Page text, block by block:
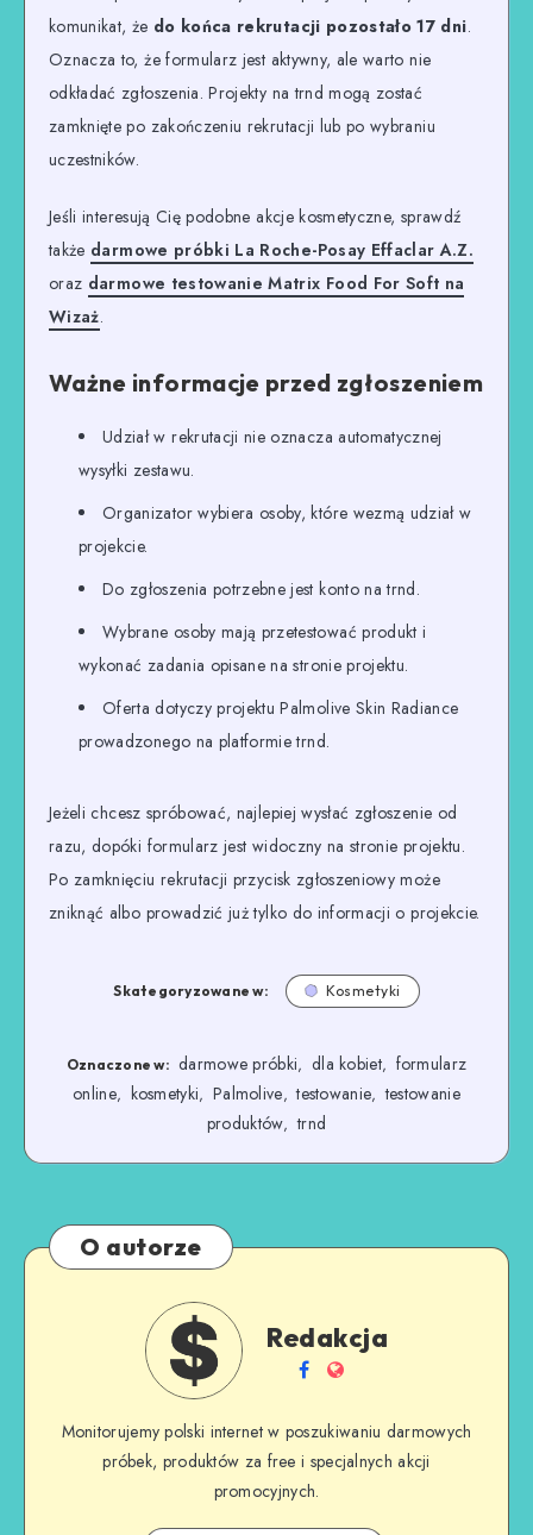
komunikat, że do końca rekrutacji pozostało 17 dni.
Oznacza to, że formularz jest aktywny, ale warto nie
odkładać zgłoszenia. Projekty na trnd mogą zostać
zamknięte po zakończeniu rekrutacji lub po wybraniu
uczestników.
Jeśli interesują Cię podobne akcje kosmetyczne, sprawdź
także darmowe próbki La Roche-Posay Effaclar A.Z.
oraz darmowe testowanie Matrix Food For Soft na
Wizaż.
Ważne informacje przed zgłoszeniem
Udział w rekrutacji nie oznacza automatycznej
wysyłki zestawu.
Organizator wybiera osoby, które wezmą udział w
projekcie.
Do zgłoszenia potrzebne jest konto na trnd.
Wybrane osoby mają przetestować produkt i
wykonać zadania opisane na stronie projektu.
Oferta dotyczy projektu Palmolive Skin Radiance
prowadzonego na platformie trnd.
Jeżeli chcesz spróbować, najlepiej wysłać zgłoszenie od
razu, dopóki formularz jest widoczny na stronie projektu.
Po zamknięciu rekrutacji przycisk zgłoszeniowy może
zniknąć albo prowadzić już tylko do informacji o projekcie.
Skategoryzowane w: Kosmetyki
Oznaczone w: darmowe próbki, dla kobiet, formularz
online, kosmetyki, Palmolive, testowanie, testowanie
produktów, trnd
O autorze
Redakcja
Monitorujemy polski internet w poszukiwaniu darmowych
próbek, produktów za free i specjalnych akcji
promocyjnych.